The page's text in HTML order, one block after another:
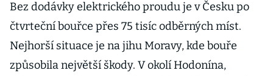
Bez dodávky elektrického proudu je v Česku po
čtvrteční bouřce přes 75 tisíc odběrných míst.
Nejhorší situace je na jihu Moravy, kde bouře
způsobila největší škody. V okolí Hodonína,